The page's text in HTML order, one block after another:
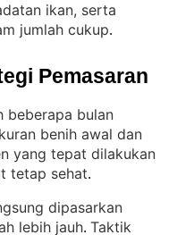
ikan, serta
jumlah cukup.
Pemasaran
beberapa bulan
benih awal dan
yang tepat dilakukan
tetap sehat.
dipasarkan
lebih jauh. Taktik